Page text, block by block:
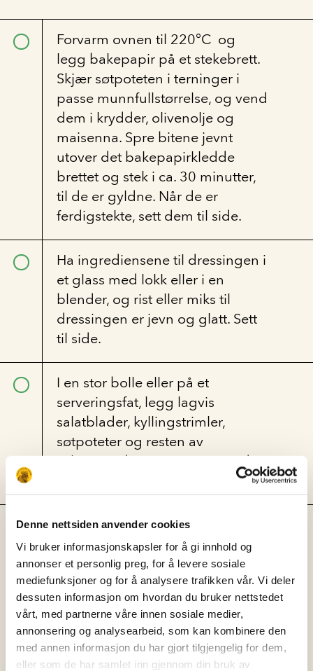
Denne nettsiden anvender cookies
Vi bruker informasjonskapsler for å gi innhold og
annonser et personlig preg, for å levere sosiale
mediefunksjoner og for å analysere trafikken vår. Vi deler
dessuten informasjon om hvordan du bruker nettstedet
vårt, med partnerne våre innen sosiale medier,
annonsering og analysearbeid, som kan kombinere den
med annen informasjon du har gjort tilgjengelig for dem,
eller som de har samlet inn gjennom din bruk av
Forvarm ovnen til 220°C og
legg bakepapir på et stekebrett.
Skjær søtpoteten i terninger i
passe munnfullstørrelse, og vend
dem i krydder, olivenolje og
maisenna. Spre bitene jevnt
utover det bakepapirkledde
brettet og stek i ca. 30 minutter,
til de er gyldne. Når de er
ferdigstekte, sett dem til side.
Ha ingrediensene til dressingen i
et glass med lokk eller i en
blender, og rist eller miks til
dressingen er jevn og glatt. Sett
til side.
I en stor bolle eller på et
serveringsfat, legg lagvis
salatblader, kyllingstrimler,
søtpoteter og resten av
salatingrediensene. Topp med
dressingen rett før servering.
Merkingen viser CO2e-utslippet
til
en matrett (kg CO2e/rett) og en
rangering (A-E) som gjenspeiler
den
relative klimapåvirkningen.
CO2e-dataene er
levert av vår bærekraftspartner